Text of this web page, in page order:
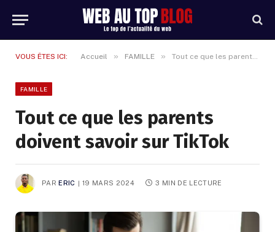
VOUS ÊTES ICI: Accueil » FAMILLE » Tout ce que les parents doivent savoir sur TikTok
FAMILLE
Tout ce que les parents
doivent savoir sur TikTok
PAR ERIC 19 MARS 2024 3 MIN DE LECTURE